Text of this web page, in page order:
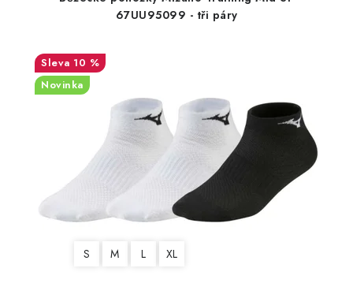
67UU95099 - tři páry
10 %
Novinka
S M L XL